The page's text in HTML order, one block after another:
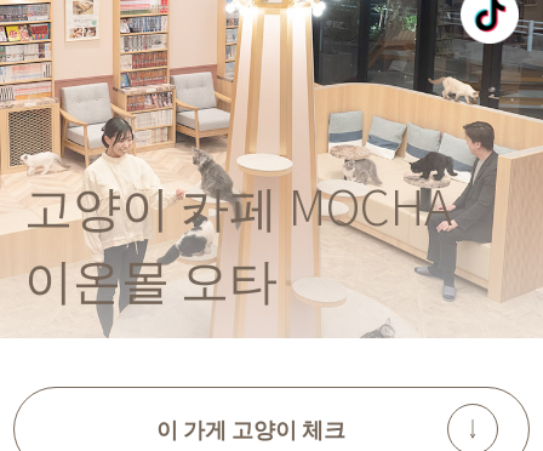
고양이 카페 MOCHA
이온몰 오타
이 가게 고양이 체크